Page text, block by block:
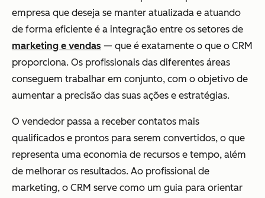
empresa que deseja se manter atualizada e atuando
de forma eficiente é a integração entre os setores de
marketing e vendas — que é exatamente o que o CRM
proporciona. Os profissionais das diferentes áreas
conseguem trabalhar em conjunto, com o objetivo de
aumentar a precisão das suas ações e estratégias.
O vendedor passa a receber contatos mais
qualificados e prontos para serem convertidos, o que
representa uma economia de recursos e tempo, além
de melhorar os resultados. Ao profissional de
marketing, o CRM serve como um guia para orientar